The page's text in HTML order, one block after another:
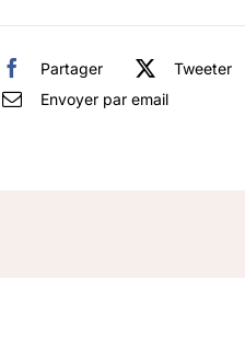
Partager
Tweeter
Envoyer par email